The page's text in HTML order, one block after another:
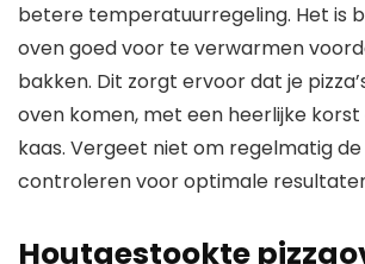
betere temperatuurregeling. Het is
oven goed voor te verwarmen
bakken. Dit zorgt ervoor dat je
oven komen, met een heerlijke
kaas. Vergeet niet om regelmatig
controleren voor optimale
Houtgestookte